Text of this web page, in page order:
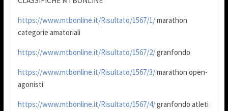
https://www.mtbonline.it/Risultato/1567/1/marathon
categorie amatoriali
https://www.mtbonline.it/Risultato/1567/2/granfondo
https://www.mtbonline.it/Risultato/1567/3/marathon open-
agonisti
https://www.mtbonline.it/Risultato/1567/4/granfondo atleti